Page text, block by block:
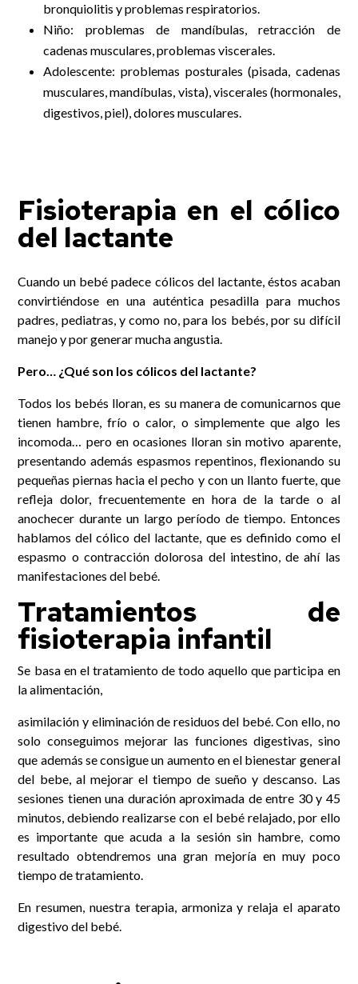
bronquiolitis y problemas respiratorios.
Niño: problemas de mandíbulas, retracción de
cadenas musculares, problemas viscerales.
Adolescente: problemas posturales (pisada, cadenas
musculares, mandíbulas, vista), viscerales (hormonales,
digestivos, piel), dolores musculares.
Fisioterapia en el cólico
del lactante
Cuando un bebé padece cólicos del lactante, éstos acaban
convirtiéndose en una auténtica pesadilla para muchos
padres, pediatras, y como no, para los bebés, por su difícil
manejo y por generar mucha angustia.
Pero… ¿Qué son los cólicos del lactante?
Todos los bebés lloran, es su manera de comunicarnos que
tienen hambre, frío o calor, o simplemente que algo les
incomoda… pero en ocasiones lloran sin motivo aparente,
presentando además espasmos repentinos, flexionando su
pequeñas piernas hacia el pecho y con un llanto fuerte, que
refleja dolor, frecuentemente en hora de la tarde o al
anochecer durante un largo período de tiempo. Entonces
hablamos del cólico del lactante, que es definido como el
espasmo o contracción dolorosa del intestino, de ahí las
manifestaciones del bebé.
Tratamientos de
fisioterapia infantil
Se basa en el tratamiento de todo aquello que participa en
la alimentación,
asimilación y eliminación de residuos del bebé. Con ello, no
solo conseguimos mejorar las funciones digestivas, sino
que además se consigue un aumento en el bienestar general
del bebe, al mejorar el tiempo de sueño y descanso. Las
sesiones tienen una duración aproximada de entre 30 y 45
minutos, debiendo realizarse con el bebé relajado, por ello
es importante que acuda a la sesión sin hambre, como
resultado obtendremos una gran mejoría en muy poco
tiempo de tratamiento.
En resumen, nuestra terapia, armoniza y relaja el aparato
digestivo del bebé.